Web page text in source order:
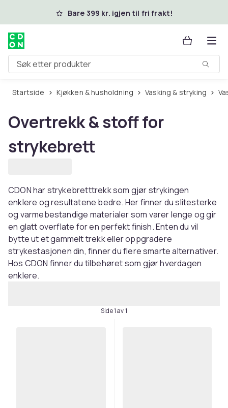
Hopp til hovedinnholdBare 399 kr. igjen til fri frakt!
Søk etter produkter
Startside Kjøkken & husholdning Vasking & stryking
Overtrekk & stoff for
strykebrett
CDON har strykebretttrekk som gjør strykingen
enklere og resultatene bedre. Her finner du slitesterke
og varmebestandige materialer som varer lenge og gir
en glatt overflate for en perfekt finish. Enten du vil
bytte ut et gammelt trekk eller oppgradere
strykestasjonen din, finner du flere smarte alternativer.
Hos CDON finner du tilbehøret som gjør hverdagen
enklere.
Side 1 av 1